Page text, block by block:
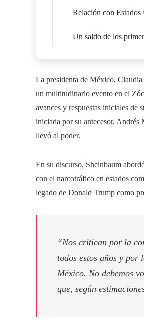
Relación con
Un saldo de los
La presidenta de México,
un multitudinario evento en el
avances y respuestas iniciales
iniciada por su antecesor,
llevó al poder.
En su discurso, Sheinbaum
con el narcotráfico en estados
legado de Donald Trump como
“Nos critican por la
todos estos años y
México. No debemos
que, según